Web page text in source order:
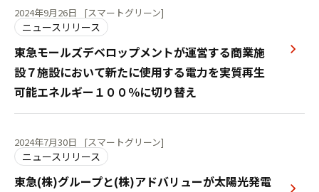
東急モールズデベロップメントが運営する商業施
設７施設において新たに使用する電力を実質再生
可能エネルギー１００％に切り替え
2024年9月26日 [スマートグリーン]
ニュースリリース
東急(株)グループと(株)アドバリューが太陽光発電
2024年7月30日 [スマートグリーン]
ニュースリリース